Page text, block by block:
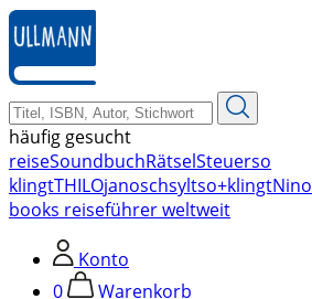
zum
Hauptinhalt
springen
häufig gesucht
reiseSoundbuchRätselSteuerso
klingtTHILOjanoschsyltso+klingtNino
books reiseführer weltweit
Konto
0
Warenkorb